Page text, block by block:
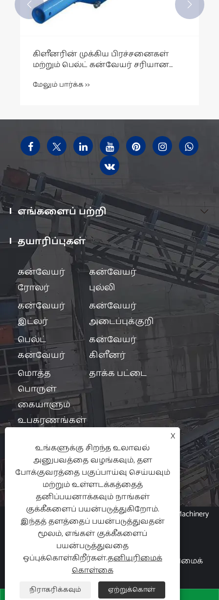
கிளீனரின் முக்கிய பிரச்சனைகள்
மற்றும் பெல்ட் கன்வேயர் சரியான
ஏற்படும் விளைவுகள் என்ன?
மேலும் பார்க்க >>
 
எங்களைப் பற்றி 
தயாரிப்புகள்

கன்வேயர்
ரோலர்
கன்வேயர்
புல்லி
கன்வேயர்
இட்லர்
கன்வேயர்
அடைப்புக்குறி
பெல்ட்
கன்வேயர்
கன்வேயர்
கிளீனர்
மொத்த
பொருள்
கையாளும்
உபகரணங்கள்
தாக்க பட்டை
பாகங்கள்
செய்தி 
பதிப்புரிமை © 2024 Hubei Xin Aneng Conveying Machinery
Co., Ltd. அனைத்து உரிமைகளும்
பாதுகாக்கப்பட்டவை.
Links | Sitemap | RSS | XML | தனியுரிமைக்
கொள்கை
X
உங்களுக்கு சிறந்த உலாவல்
அனுபவத்தை வழங்கவும், தள
போக்குவரத்தை பகுப்பாய்வு செய்யவும்
மற்றும் உள்ளடக்கத்தைத்
தனிப்பயனாக்கவும் நாங்கள்
குக்கீகளைப் பயன்படுத்துகிறோம்.
இந்தத் தளத்தைப் பயன்படுத்துவதன்
மூலம், எங்கள் குக்கீகளைப்
பயன்படுத்துவதை
ஒப்புக்கொள்கிறீர்கள்.தனியுரிமைக்
கொள்கை
நிராகரிக்கவும் ஏற்றுக்கொள்